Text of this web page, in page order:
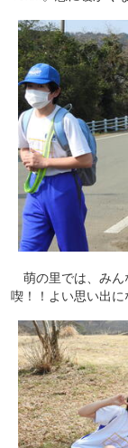
萌の里では、みん
喫！！よい思い出